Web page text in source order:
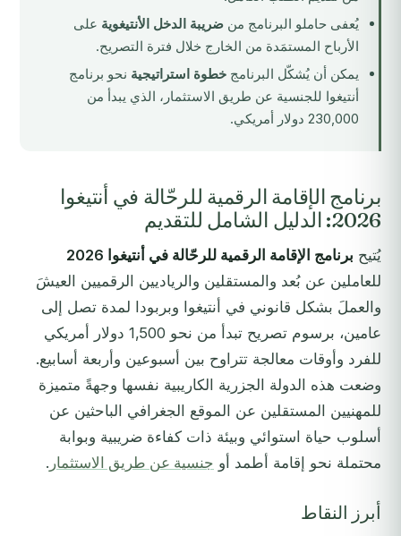
يُعفى حاملو البرنامج من ضريبة الدخل الأنتيغوية على
الأرباح المستمَدة من الخارج خلال فترة التصريح.
يمكن أن يُشكّل البرنامج خطوة استراتيجية نحو برنامج
أنتيغوا للجنسية عن طريق الاستثمار، الذي يبدأ من
230,000 دولار أمريكي.
برنامج الإقامة الرقمية للرحّالة في أنتيغوا
2026: الدليل الشامل للتقديم
يُتيح برنامج الإقامة الرقمية للرحّالة في أنتيغوا 2026
للعاملين عن بُعد والمستقلين والرياديين الرقميين العيشَ
والعملَ بشكل قانوني في أنتيغوا وبربودا لمدة تصل إلى
عامين، برسوم تصريح تبدأ من نحو 1,500 دولار أمريكي
للفرد وأوقات معالجة تتراوح بين أسبوعين وأربعة أسابيع.
وضعت هذه الدولة الجزرية الكاريبية نفسها وجهةً متميزة
للمهنيين المستقلين عن الموقع الجغرافي الباحثين عن
أسلوب حياة استوائي وبيئة ذات كفاءة ضريبية وبوابة
محتملة نحو إقامة أطمد أو جنسية عن طريق الاستثمار .
أبرز النقاط